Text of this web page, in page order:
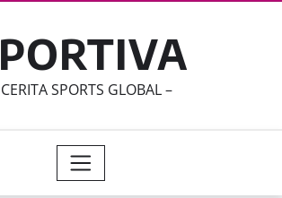
SPORTS GLOBAL –